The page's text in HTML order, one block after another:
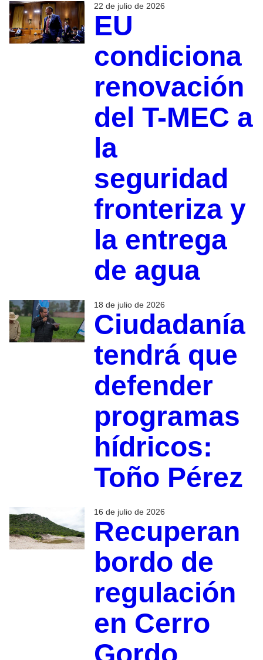
22 de julio de 2026
EU
condiciona
renovación
del T-MEC a
la
seguridad
fronteriza y
la entrega
de agua
18 de julio de 2026
Ciudadanía
tendrá que
defender
programas
hídricos:
Toño Pérez
16 de julio de 2026
Recuperan
bordo de
regulación
en Cerro